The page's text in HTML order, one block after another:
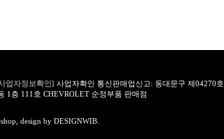
업자정보확인] 사업자확인 통신판매업신고: 동대문구 제04270호
1층 111호 CHEVROLET 순정부품 판매점
, design by DESIGNWIB.